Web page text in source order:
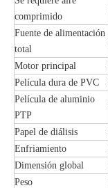
comprimido
Fuente de alimentación
total
Motor principal
Película dura de PVC
Película de aluminio
PTP
Papel de diálisis
Enfriamiento
Dimensión global
Peso